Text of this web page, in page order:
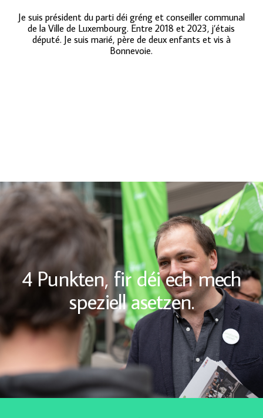
Je suis président du parti déi gréng et conseiller communal
de la Ville de Luxembourg. Entre 2018 et 2023, j’étais
député. Je suis marié, père de deux enfants et vis à
Bonnevoie.
4 Punkten, fir déi ech mech
speziell asetzen.